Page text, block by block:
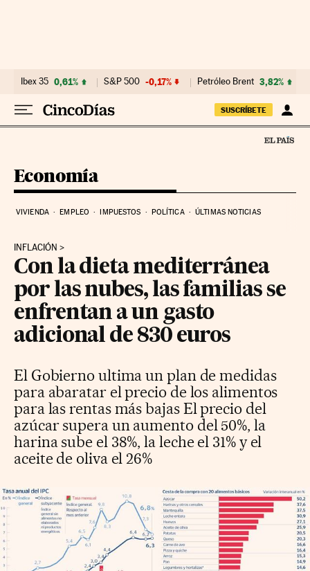
Ibex 35 0,61% S&P 500 -0,17% Petróleo Brent 3,82%
SUSCRÍBETE
Economía
VIVIENDA EMPLEO IMPUESTOS POLÍTICA ÚLTIMAS NOTICIAS
INFLACIÓN
Con la dieta mediterránea
por las nubes, las familias se
enfrentan a un gasto
adicional de 830 euros
El Gobierno ultima un plan de medidas
para abaratar el precio de los alimentos
para las rentas más bajas El precio del
azúcar supera un aumento del 50%, la
harina sube el 38%, la leche el 31% y el
aceite de oliva el 26%